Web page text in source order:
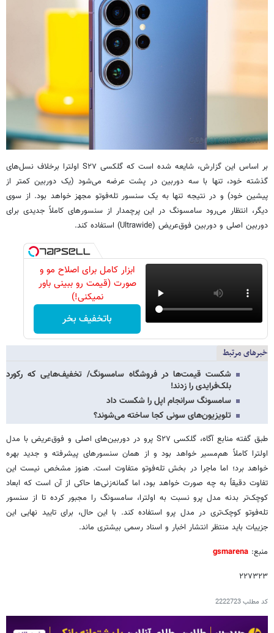
بر اساس این گزارش، شایعه شده است که گلکسی S۲۷ اولترا برخلاف نسل‌های
گذشته خود، تنها با سه دوربین در پشت عرضه می‌شود (یک دوربین کمتر از
پیشین خود) و در نتیجه تنها به یک سنسور تله‌فوتو مجهز خواهد بود. از سوی
دیگر، انتظار می‌رود سامسونگ در این پرچمدار از سنسورهای کاملاً جدیدی برای
دوربین اصلی و دوربین فوق‌عریض (Ultrawide) استفاده کند.
ابزار کامل برای اصلاح مو و
صورت (قیمت رو ببینی باور
نمیکنی!)
باتخفیف بخر
خبرهای مرتبط
شکست قیمت‌ها در فروشگاه سامسونگ/ تخفیف‌هایی که رکورد
بلک‌فرایدی را زدند!
سامسونگ سرانجام اپل را شکست داد
تلویزیون‌های سونی کجا ساخته می‌شوند؟
طبق گفته منابع آگاه، گلکسی S۲۷ پرو در دوربین‌های اصلی و فوق‌عریض با مدل
اولترا کاملاً هم‌مسیر خواهد بود و از همان سنسورهای پیشرفته و جدید بهره
خواهد برد؛ اما ماجرا در بخش تله‌فوتو متفاوت است. هنوز مشخص نیست این
تفاوت دقیقاً به چه صورت خواهد بود، اما گمانه‌زنی‌ها حاکی از آن است که ابعاد
کوچک‌تر بدنه مدل پرو نسبت به اولترا، سامسونگ را مجبور کرده تا از سنسور
تله‌فوتو کوچک‌تری در مدل پرو استفاده کند. با این حال، برای تایید نهایی این
جزییات باید منتظر انتشار اخبار و اسناد رسمی بیشتری ماند.
منبع: gsmarena
۲۲۷۳۲۳
کد مطلب2222723